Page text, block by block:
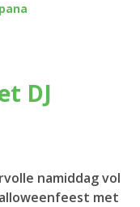
namiddag vol
met